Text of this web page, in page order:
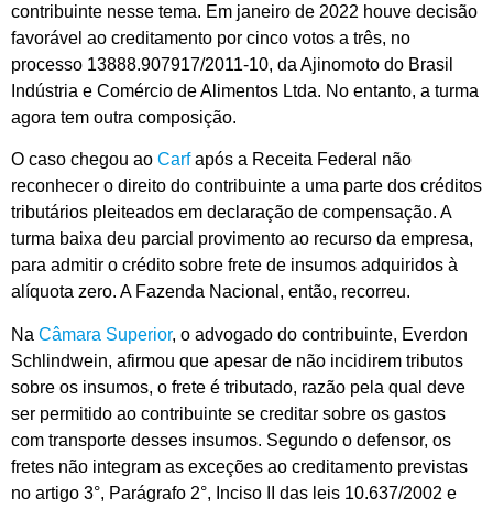
contribuinte nesse tema. Em janeiro de 2022 houve decisão
favorável ao creditamento por cinco votos a três, no
processo 13888.907917/2011-10, da Ajinomoto do Brasil
Indústria e Comércio de Alimentos Ltda. No entanto, a turma
agora tem outra composição.
O caso chegou ao Carfapós a Receita Federal não
reconhecer o direito do contribuinte a uma parte dos créditos
tributários pleiteados em declaração de compensação. A
turma baixa deu parcial provimento ao recurso da empresa,
para admitir o crédito sobre frete de insumos adquiridos à
alíquota zero. A Fazenda Nacional, então, recorreu.
Na Câmara Superior, o advogado do contribuinte, Everdon
Schlindwein, afirmou que apesar de não incidirem tributos
sobre os insumos, o frete é tributado, razão pela qual deve
ser permitido ao contribuinte se creditar sobre os gastos
com transporte desses insumos. Segundo o defensor, os
fretes não integram as exceções ao creditamento previstas
no artigo 3°, Parágrafo 2°, Inciso II das leis 10.637/2002 e